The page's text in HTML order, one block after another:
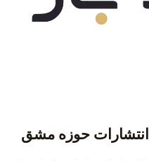
انتشارات حوزه مشق